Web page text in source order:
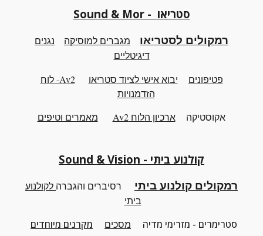
Sound & Mor - סטריאו
רמקולים לסטריאו מגברים למוסיקה
נגנים
דיגיטליים
פטיפונים יבוא אישי לציוד סטריאו
Av2- לוח
הזדמנויות
אקוסטיקהארכיון הלוח Av2 מאמרים וטיפים
קולנוע ביתי - Sound & Vision
רמקולים קולנוע ביתי רסיברים והגברה לקולנוע
ביתי
סטרימרים - מזרימי מדיה מסכים
מקרנים מיוחדים